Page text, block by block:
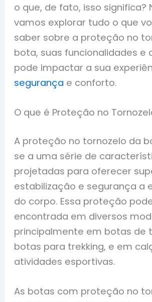
o que, de fato, isso significa?
vamos explorar tudo o que
saber sobre a proteção no
bota, suas funcionalidades e
pode impactar a sua
segurança e conforto.
O que é Proteção no
A proteção no tornozelo da
se a uma série de
projetadas para oferecer
estabilização e segurança a
do corpo. Essa proteção
encontrada em diversos
principalmente em botas de
botas para trekking, e em
atividades esportivas.
As botas com proteção no